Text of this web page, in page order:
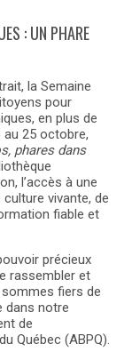
: UN PHARE
la Semaine
pour
en plus de
au 25 octobre,
phares dans
l’accès à une
vivante, de
fiable et
précieux
rassembler et
sommes fiers de
dans notre
de
Québec (ABPQ).